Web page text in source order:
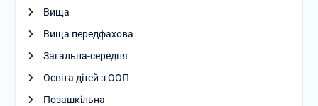
Вища
Вища передфахова
Загальна-середня
Освіта дітей з ООП
Позашкільна